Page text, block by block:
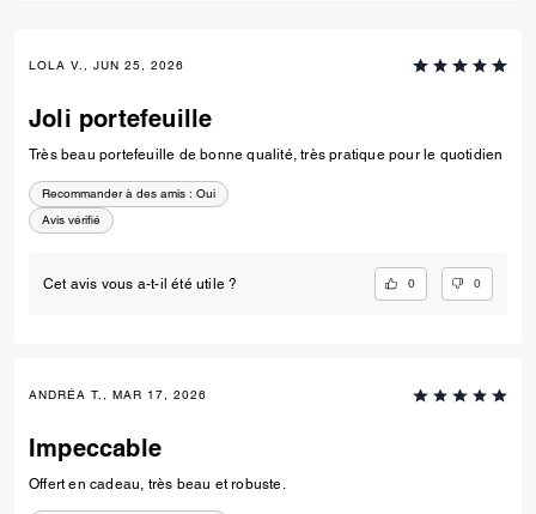
LOLA V., JUN 25, 2026
Joli portefeuille
Très beau portefeuille de bonne qualité, très pratique pour le quotidien
Recommander à des amis : Oui
Avis vérifié
Cet avis vous a-t-il été utile ? 0 0
ANDRÉA T., MAR 17, 2026
Impeccable
Offert en cadeau, très beau et robuste.